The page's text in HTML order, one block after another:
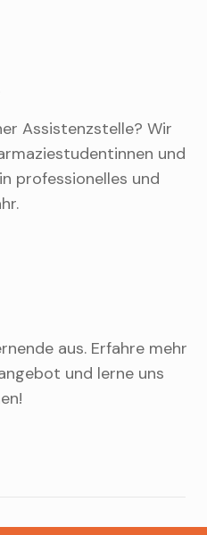
Assistenzstelle? Wir
und
professionelles und
aus. Erfahre mehr
und lerne uns